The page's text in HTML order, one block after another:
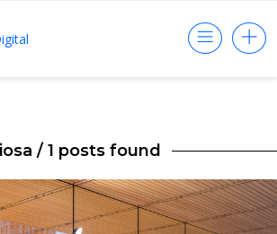
/ 1 posts found